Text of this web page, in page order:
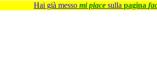
Hai già messo mi piace sulla pagina